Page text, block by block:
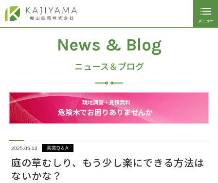
メニュー
閉じる
従業員募集
パートナー募集
会社案内
施工事例
News & Blog
ニュース＆ブログ
現地調査・見積無料
危険木でお困りありませんか
2025.05.13 園芸Q＆A
庭の草むしり、もう少し楽にできる方法は
ないかな？